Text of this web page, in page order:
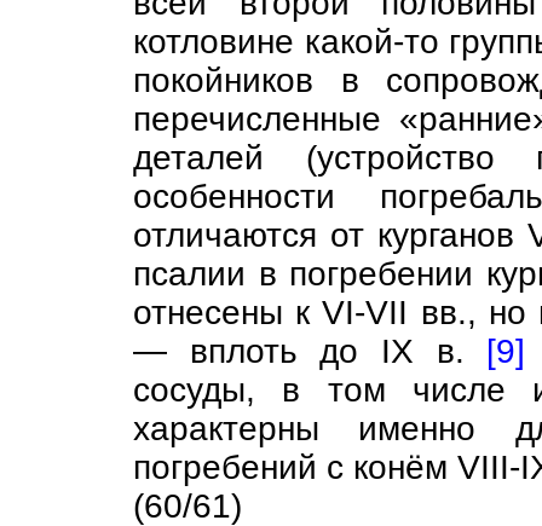
котловине какой-то
покойников в
перечисленные
деталей (устройство
особенности
отличаются от
псалии в погребении
отнесены к VI-VII вв.,
— вплоть до IX в. [9]
сосуды, в том числе
характерны именно
погребений с конём VIII-
(60/61)